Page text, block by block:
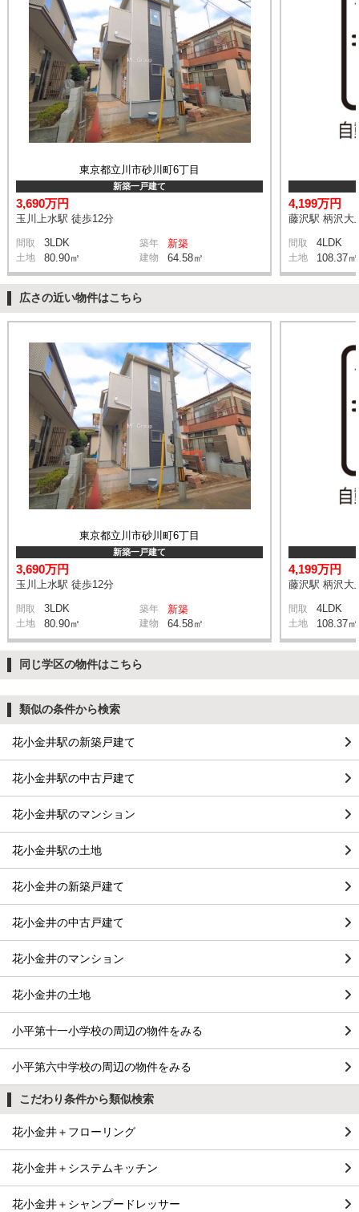
東京都立川市砂川町6丁目
新築一戸建て
3,690万円
玉川上水駅 徒歩12分
間取 3LDK 築年 新築
土地 80.90㎡ 建物 64.58㎡
4,199万円
藤沢駅 柄沢大
間取 4LDK
土地 108.37㎡
広さの近い物件はこちら
東京都立川市砂川町6丁目
新築一戸建て
3,690万円
玉川上水駅 徒歩12分
間取 3LDK 築年 新築
土地 80.90㎡ 建物 64.58㎡
4,199万円
藤沢駅 柄沢大
間取 4LDK
土地 108.37㎡
同じ学区の物件はこちら
類似の条件から検索
花小金井駅の新築戸建て
花小金井駅の中古戸建て
花小金井駅のマンション
花小金井駅の土地
花小金井の新築戸建て
花小金井の中古戸建て
花小金井のマンション
花小金井の土地
小平第十一小学校の周辺の物件をみる
小平第六中学校の周辺の物件をみる
こだわり条件から類似検索
花小金井＋フローリング
花小金井＋システムキッチン
花小金井＋シャンプードレッサー